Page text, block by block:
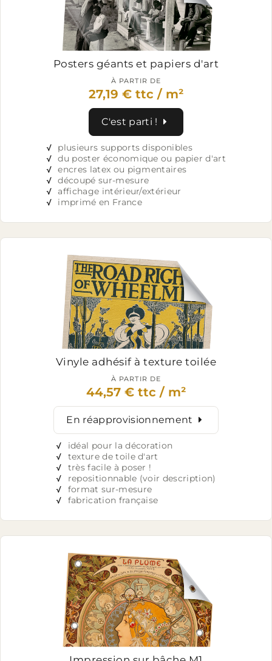
Posters géants et papiers d'art
À PARTIR DE
27,19 € ttc / m²
C'est parti !
√
plusieurs supports disponibles
√ du poster économique ou papier d'art
√ encres latex ou pigmentaires
√ découpé sur-mesure
√ affichage intérieur/extérieur
√
imprimé en France
Vinyle adhésif à texture toilée
À PARTIR DE
44,57 € ttc / m²
En réapprovisionnement
√
idéal pour la décoration
√
texture de toile d'art
√
très facile à poser !
√
repositionnable (voir description)
√
format sur-mesure
√
fabrication française